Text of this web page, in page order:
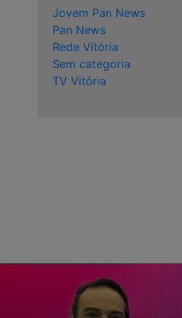
Jovem Pan News
Pan News
Rede Vitória
Sem categoria
TV Vitória